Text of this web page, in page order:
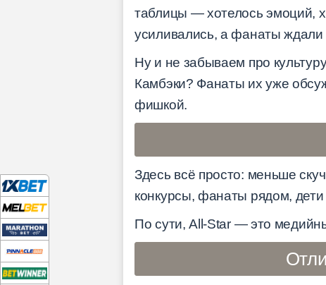
таблицы — хотелось эмоций,
усиливались, а фанаты ждали
Ну и не забываем про
Камбэки? Фанаты их уже
фишкой.
Здесь всё просто: меньше
конкурсы, фанаты рядом,
По сути, All-Star — это